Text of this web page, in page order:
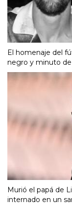
El homenaje del
negro y minuto de
Murió el papá de
internado en un